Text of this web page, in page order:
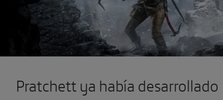
Pratchett ya había desarrollado